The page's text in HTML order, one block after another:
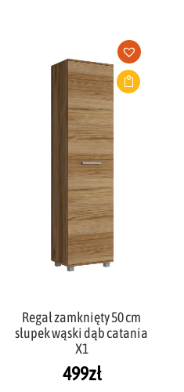
Regał zamknięty 50 cm
słupek wąski dąb catania
X1
499zł